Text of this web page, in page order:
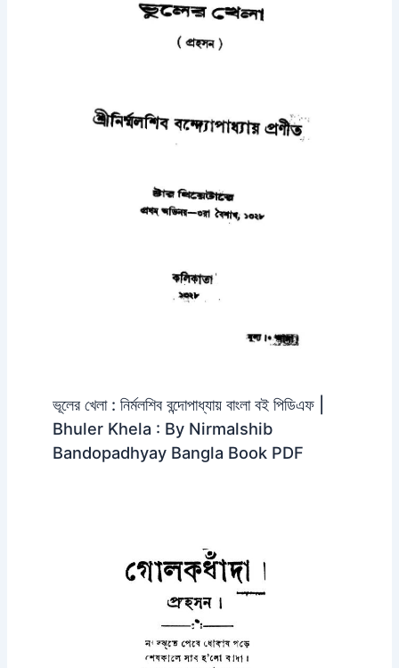
ভূলের খেলা : নির্মলশিব বন্দোপাধ্যায় বাংলা বই পিডিএফ |
Bhuler Khela : By Nirmalshib
Bandopadhyay Bangla Book PDF